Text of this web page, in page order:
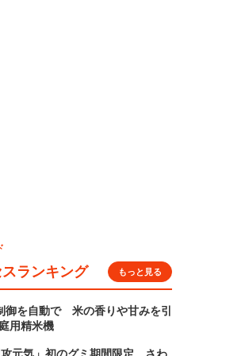
ランキング もっと見る
御を自動で 米の香りや甘みを引
用精米機
攻元気」初のグミ期間限定 さわ